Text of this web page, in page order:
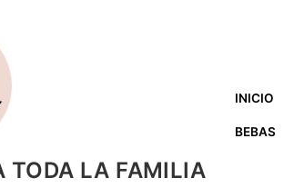
TODA LA FAMILIA
INICIO
BEBAS